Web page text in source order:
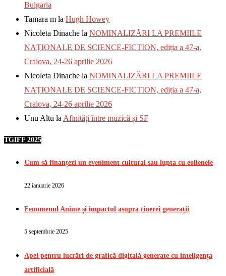
Bulgaria
Tamara m la Hugh Howey
Nicoleta Dinache la NOMINALIZĂRI LA PREMIILE
NAȚIONALE DE SCIENCE-FICTION, ediția a 47-a,
Craiova, 24-26 aprilie 2026
Nicoleta Dinache la NOMINALIZĂRI LA PREMIILE
NAȚIONALE DE SCIENCE-FICTION, ediția a 47-a,
Craiova, 24-26 aprilie 2026
Unu Altu la Afinități între muzică și SF
TGIFF 2025
Cum să finanțezi un eveniment cultural sau lupta cu eolienele
22 ianuarie 2026
Fenomenul Anime și impactul asupra tinerei generații
5 septembrie 2025
Apel pentru lucrări de grafică digitală generate cu inteligența
artificială